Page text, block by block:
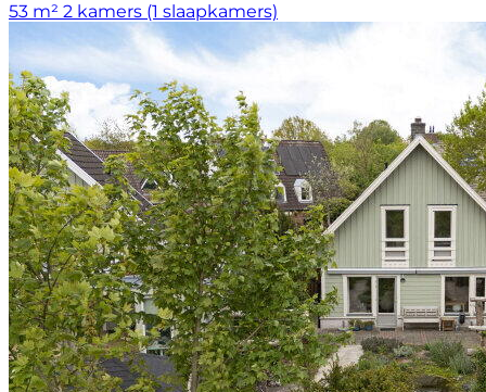
53 m² 2 kamers (1 slaapkamers)